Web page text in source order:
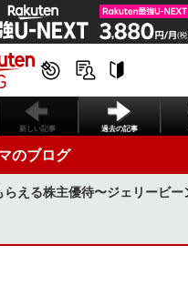
新しい記事 過去の記事
のブログ
える株主優待〜ジェリービ